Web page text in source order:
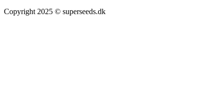
Copyright 2025 © superseeds.dk